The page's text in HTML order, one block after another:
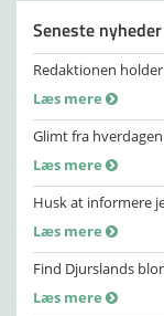
Seneste nyheder
Redaktionen
Læs mere
Glimt fra
Læs mere
Husk at informere
Læs mere
Find Djurslands
Læs mere